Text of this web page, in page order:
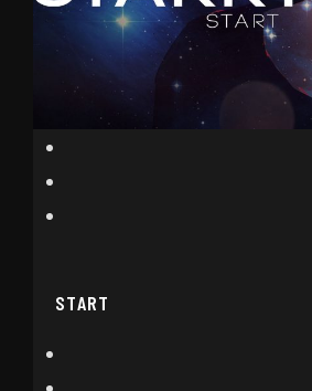
START